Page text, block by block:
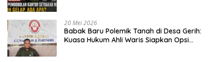
20 Mei 2026
Babak Baru Polemik Tanah di Desa Gerih:
Kuasa Hukum Ahli Waris Siapkan Opsi